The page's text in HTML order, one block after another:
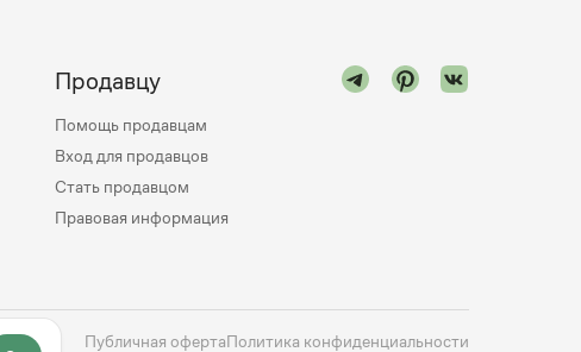
Продавцу
Помощь продавцам
Вход для продавцов
Стать продавцом
Правовая информация
Публичная офертаПолитика конфиденциальности